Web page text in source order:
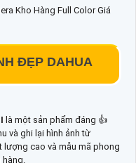
ĐẸP DAHUA
là một sản phẩm đáng 👍
và ghi lại hình ảnh từ
lượng cao và mẫu mã phong